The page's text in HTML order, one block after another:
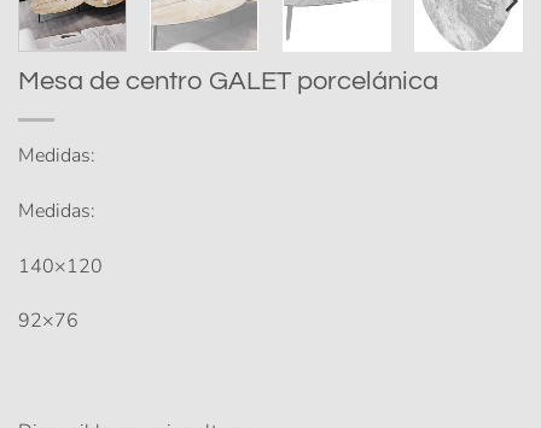
Mesa de centro GALET porcelánica
Medidas:
Medidas:
140×120
92×76